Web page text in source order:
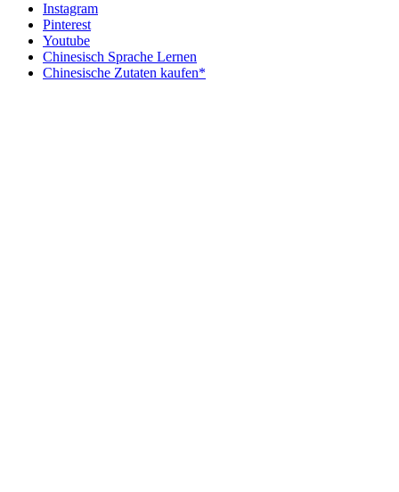
Instagram
Pinterest
Youtube
Chinesisch Sprache Lernen
Chinesische Zutaten kaufen*